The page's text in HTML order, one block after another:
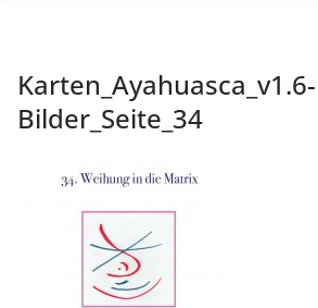
Karten_Ayahuasca_v1.6-
Bilder_Seite_34